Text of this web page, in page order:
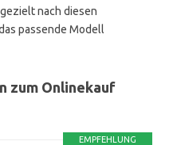
nach diesen
passende Modell
zum Onlinekauf
EMPFEHLUNG